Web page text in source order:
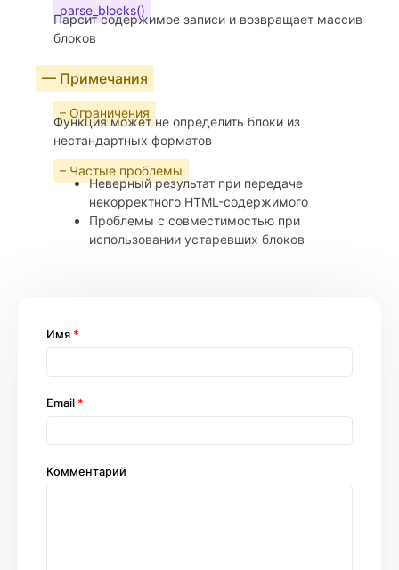
parse_blocks()
Парсит содержимое записи и возвращает массив
блоков
— Примечания
– Ограничения
Функция может не определить блоки из
нестандартных форматов
– Частые проблемы
Неверный результат при передаче
некорректного HTML-содержимого
Проблемы с совместимостью при
использовании устаревших блоков
Комментарий
Имя *
Email *